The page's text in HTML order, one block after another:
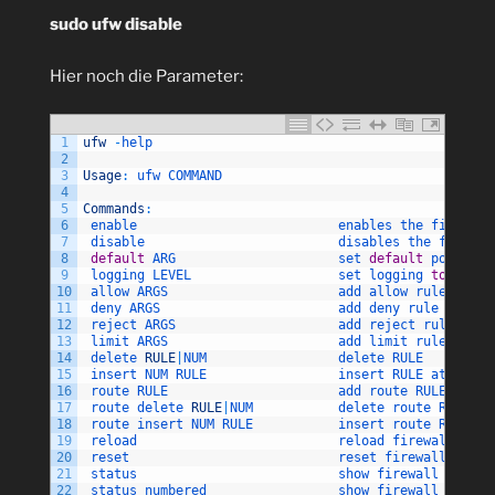
sudo ufw disable
Hier noch die Parameter:
1
2
3
4
5
6
7
8
9
10
11
12
13
14
15
16
17
18
19
20
21
22
ufw - help
Usage: ufw COMMAND
Commands :
enable enables the firewall
disable disables the
default ARG set default
policy
logging
LEVEL set logging to
allow ARGS add allow rule
deny ARGS add deny
rule
reject ARGS add reject
rule
limit ARGS add limit
rule
delete
RULE NUM delete
RULE
insert
NUM RULE insert RULE at
route
RULE add route
RULE
route delete RULE NUM delete route
RULE
route insert NUM RULE insert route RULE
reload
reload firewall
reset
reset firewall
status show firewall
status numbered show firewall